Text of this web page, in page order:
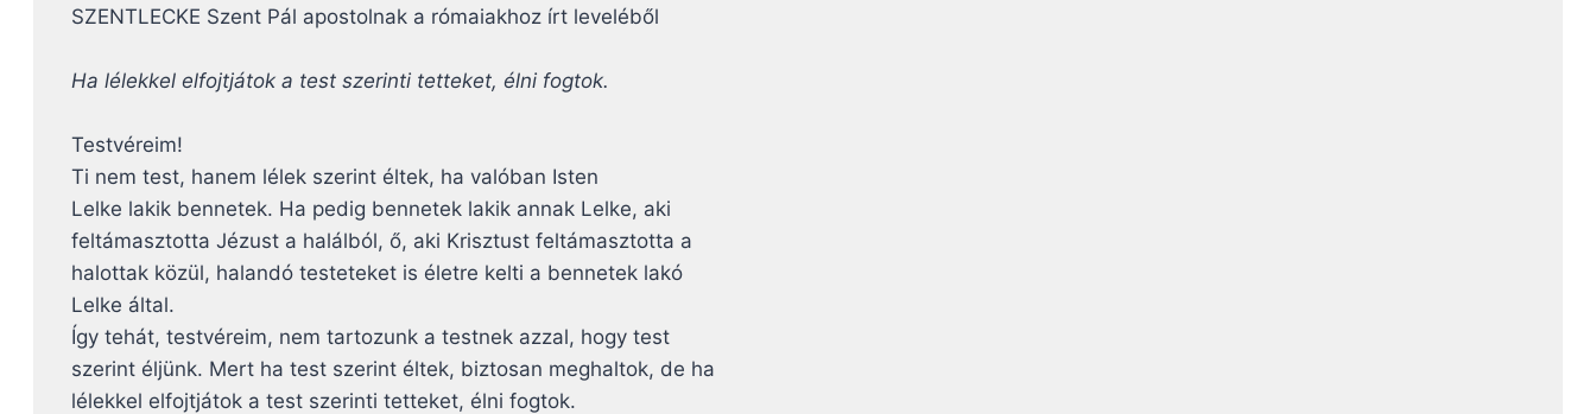
SZENTLECKE Szent Pál apostolnak a rómaiakhoz írt leveléből
Ha lélekkel elfojtjátok a test szerinti tetteket, élni fogtok.
Testvéreim!
Ti nem test, hanem lélek szerint éltek, ha valóban Isten
Lelke lakik bennetek. Ha pedig bennetek lakik annak Lelke, aki
feltámasztotta Jézust a halálból, ő, aki Krisztust feltámasztotta a
halottak közül, halandó testeteket is életre kelti a bennetek lakó
Lelke által.
Így tehát, testvéreim, nem tartozunk a testnek azzal, hogy test
szerint éljünk. Mert ha test szerint éltek, biztosan meghaltok, de ha
lélekkel elfojtjátok a test szerinti tetteket, élni fogtok.